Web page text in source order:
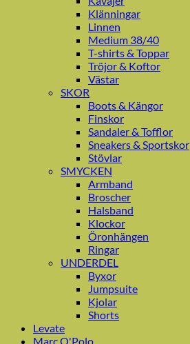
Klänningar
Linnen
Medium 38/40
T-shirts & Toppar
Tröjor & Koftor
Västar
SKOR
Boots & Kängor
Finskor
Sandaler & Tofflor
Sneakers & Sportskor
Stövlar
SMYCKEN
Armband
Broscher
Halsband
Klockor
Öronhängen
Ringar
UNDERDEL
Byxor
Jumpsuite
Kjolar
Shorts
Levate
Marc O'Polo